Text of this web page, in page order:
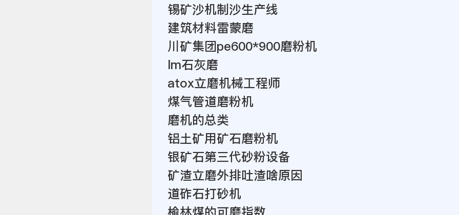
锡矿沙机制沙生产线
建筑材料雷蒙磨
川矿集团pe600*900磨粉机
lm石灰磨
atox立磨机械工程师
煤气管道磨粉机
磨机的总类
铝土矿用矿石磨粉机
银矿石第三代砂粉设备
矿渣立磨外排吐渣啥原因
道砟石打砂机